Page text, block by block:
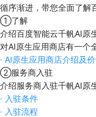
循序渐进，带您全面了解
①了解
介绍百度智能云千帆AI原
对AI原生应用商店有一个
· AI原生应用商店介绍及
②服务商入驻
介绍服务商入驻千帆AI原
· 入驻条件
· 入驻流程